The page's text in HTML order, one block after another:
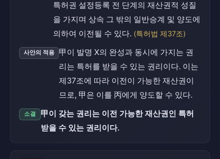
특허권 설정등록 전 단계의 재산권적 성질
을 가지며 상속 그 밖의 일반승계 및 양도에
의하여 이전될 수 있다. (특허법 제37조)
사안의 적용
甲이 발명 X의 완성과 동시에 가지는 권
리는 특허를 받을 수 있는 권리이다. 이는
제37조에 따라 이전이 가능한 재산권이
므로, 甲은 이를 丙에게 양도할 수 있다.
소결
甲이 갖는 권리는 이전 가능한 재산권인 특허
받을 수 있는 권리이다.